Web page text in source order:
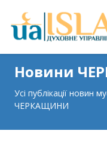
Новини
Усі публікації новин
ЧЕРКАЩИНИ